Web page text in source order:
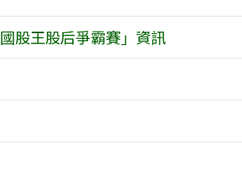
股王股后爭霸賽」資訊